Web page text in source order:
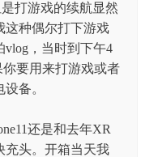
打游戏的续航显然
这种偶尔打下游戏
vlog，当时到下午4
要用来打游戏或者
备。
还是和去年XR
充头。开箱当天我